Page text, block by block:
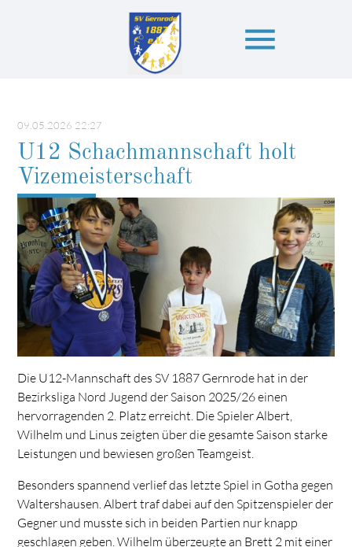
menu
Suchbegriffe
09.05.2026 22:27
U12 Schachmannschaft holt
Vizemeisterschaft
Die U12-Mannschaft des SV 1887 Gernrode hat in der
Bezirksliga Nord Jugend der Saison 2025/26 einen
hervorragenden 2. Platz erreicht. Die Spieler Albert,
Wilhelm und Linus zeigten über die gesamte Saison starke
Leistungen und bewiesen großen Teamgeist.
Besonders spannend verlief das letzte Spiel in Gotha gegen
Waltershausen. Albert traf dabei auf den Spitzenspieler der
Gegner und musste sich in beiden Partien nur knapp
geschlagen geben. Wilhelm überzeugte an Brett 2 mit einer